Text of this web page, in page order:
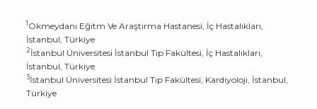
1Okmeydanı Eğitm Ve Araştırma Hastanesi, İç Hastalıkları,
İstanbul, Türkiye
2İstanbul Üniversitesi İstanbul Tıp Fakültesi, İç Hastalıkları,
İstanbul, Türkiye
3İstanbul Üniversitesi İstanbul Tıp Fakültesi, Kardiyoloji, İstanbul,
Türkiye